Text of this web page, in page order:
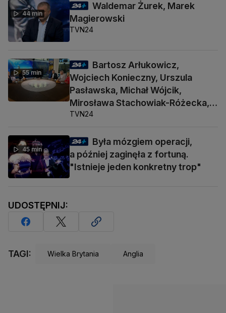
44 min
Waldemar Żurek, Marek
Magierowski
TVN24
55 min
Bartosz Arłukowicz,
Wojciech Konieczny, Urszula
Pasławska, Michał Wójcik,
Mirosława Stachowiak-Różecka,
Barbara Socha
TVN24
45 min
Była mózgiem operacji,
a później zaginęła z fortuną.
"Istnieje jeden konkretny trop"
UDOSTĘPNIJ:
TAGI: Wielka Brytania Anglia